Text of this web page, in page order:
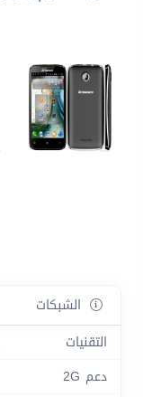
الشبكات
التقنيات
دعم 2G